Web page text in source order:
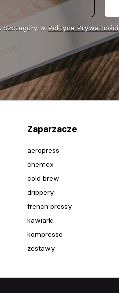
Szczegóły w Polityce Prywatności
Zaparzacze
aeropress
chemex
cold brew
drippery
french pressy
kawiarki
kompresso
zestawy